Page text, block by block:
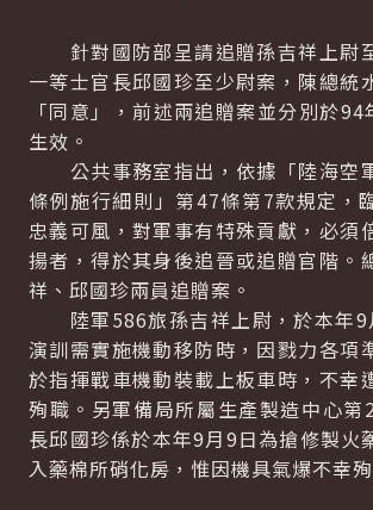
針對國防部呈請追贈孫吉祥上尉
一等士官長邱國珍至少尉案，陳總統
「同意」，前述兩追贈案並分別於
生效。
公共事務室指出，依據「陸海空
條例施行細則」第47條第7款規定，
忠義可風，對軍事有特殊貢獻，必須
揚者，得於其身後追晉或追贈官階。
祥、邱國珍兩員追贈案。
陸軍586旅孫吉祥上尉，於本年9
演訓需實施機動移防時，因戮力各項
於指揮戰車機動裝載上板車時，不幸
殉職。另軍備局所屬生產製造中心第
長邱國珍係於本年9月9日為搶修製火
入藥棉所硝化房，惟因機具氣爆不幸殉